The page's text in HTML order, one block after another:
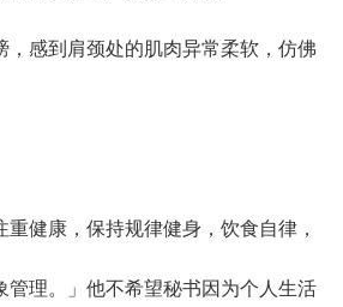
感到肩颈处的肌肉异常柔软，仿佛
健康，保持规律健身，饮食自律，
管理。」他不希望秘书因为个人生活